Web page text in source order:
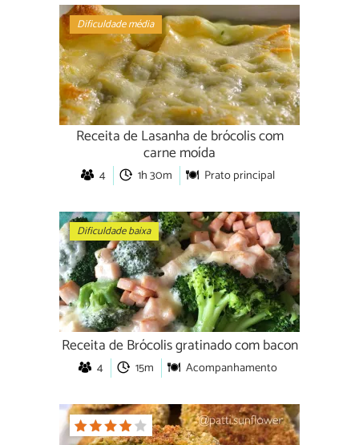
Dificuldade média
Receita de Lasanha de brócolis com
carne moída
4 1h 30m Prato principal
Dificuldade baixa
Receita de Brócolis gratinado com bacon
4 15m Acompanhamento